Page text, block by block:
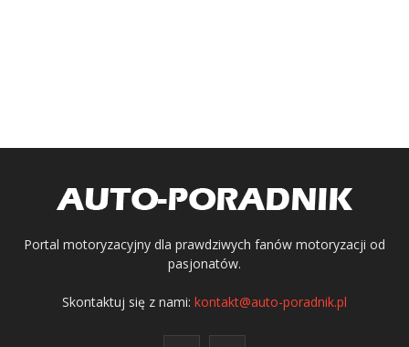
Portal motoryzacyjny dla prawdziwych fanów motoryzacji od
pasjonatów.
Skontaktuj się z nami: kontakt@auto-poradnik.pl